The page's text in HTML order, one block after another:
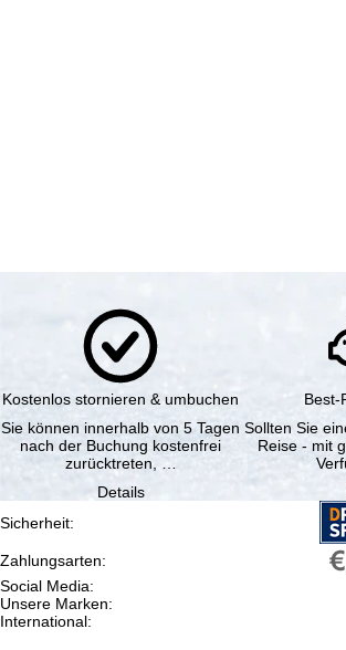
Kostenlos stornieren & umbuchen
Sie können innerhalb von 5 Tagen
nach der Buchung kostenfrei
zurücktreten, …
Details
Best-
Sollten Sie
Reise - mit
Sicherheit:
Zahlungsarten:
Social Media:
Unsere Marken:
International: